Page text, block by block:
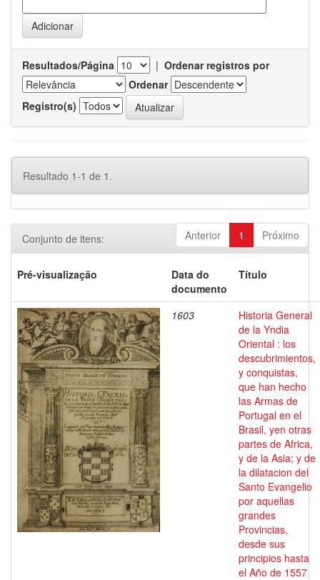
Resultados/Página | Ordenar registros por
Ordenar
Registro(s)
Resultado 1-1 de 1.
Anterior 1 Próximo
Conjunto de itens:
Pré-visualização
Data do
documento
Título
1603
Historia General
de la Yndia
Oriental : los
descubrimientos,
y conquistas,
que han hecho
las Armas de
Portugal en el
Brasil, yen otras
partes de Africa,
y de la Asia; y de
la dilatacion del
Santo Evangelio
por aquellas
grandes
Provincias,
desde sus
principios hasta
el Año de 1557